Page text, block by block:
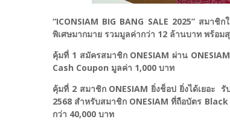
“ICONSIAM BIG BANG SALE 2025” สมา
พิเศษมากมาย รวมมูลค่ากว่า 12 ล้านบาท พร้อม
คุ้มที่ 1 สมัครสมาชิก ONESIAM ผ่าน
Cash Coupon มูลค่า 1,000 บาท
คุ้มที่ 2 สมาชิก ONESIAM ยิ่งช็อป ยิ่งได้เยอะ
2568 สำหรับสมาชิก ONESIAM ที่ถือบัตร
กว่า 40,000 บาท